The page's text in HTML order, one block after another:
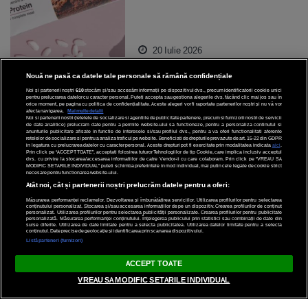
20 Iulie 2026
PREZINTĂ PE ZHOU
GUANYU, PILOT DE
REZERVĂ AL ECHIPEI
CADILLAC FORMULA 1, CA
AMBASADOR GLOBAL AL
BRANDULUI
20 Iulie 2026
Nouă ne pasă ca datele tale personale să rămână confidențiale
Noi și partenerii noștri 610stocăm și/sau accesăm informații pe dispozitivul dvs., precum identificatorii cookie unici
pentru prelucrarea datelor cu caracter personal. Puteți accepta sau gestiona alegerile dvs. făcând clic mai jos sau în
orice moment, pe pagina cu politica de confidențialitate. Aceste alegeri vor fi raportate partenerilor noștri și nu vă vor
afecta navigarea.
Mai multe detalii
Noi si partenerii nostri (retelele de socializare si agentiile de publicitate partenere, precum si furnizorii nostri de servicii
de date analitice) prelucram date pentru a permite website-ului sa functioneze, pentru a personaliza continutul si
anunturile publicitare afisate in functie de interesele si/sau profilul dvs., pentru a va oferi functionalitati aferente
retelelor de socializare si pentru a analiza traficul pe website. Beneficiati de drepturile prevazute de art. 15-22 din GDPR
in legatura cu prelucrarea datelor cu caracter personal. Aceste drepturi pot fi exercitate prin modalitatea indicata aici
Prin click pe “ACCEPT TOATE”, acceptati folosirea tuturor Tehnologiilor de tip Cookie, care implica inclusiv acceptul
dvs. cu privire la stocarea/accesarea informatiilor de catre Vendor-ii cu care colaboram. Prin click pe “VREAU SA
MODIFIC SETARILE INDIVIDUAL” puteti schimba preferintele in mod individual, mai putin cele legate de cookie strict
necesare pentru functionarea website-ului.
Atât noi, cât și partenerii noștri prelucrăm datele pentru a oferi:
Măsurarea performanței reclamelor. Dezvoltarea și îmbunătățirea serviciilor. Utilizarea profilurilor pentru selectarea
conținutului personalizat. Stocarea și/sau accesarea informațiilor de pe un dispozitiv. Crearea profilurilor de conținut
personalizat. Utilizarea profilurilor pentru selectarea publicității personalizate. Crearea profilurilor pentru publicitate
personalizată. Măsurarea performanței conținutului. Înțelegerea publicului prin statistici sau combinații de date din
surse diferite. Utilizarea de date limitate pentru a selecta publicitatea. Utilizarea datelor limitate pentru a selecta
conținutul. Date precise de geolocație și identificarea prin scanarea dispozitivului.
Listă parteneri (furnizori)
ACCEPT TOATE
VREAU SA MODIFIC SETARILE INDIVIDUAL